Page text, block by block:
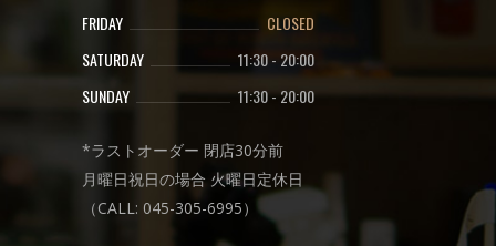
FRIDAY
CLOSED
SATURDAY
11:30- 20:00
SUNDAY
11:30-20:00
*ラストオーダー 閉店30分前
月曜日祝日の場合 火曜日定休日
（CALL: 045-305-6995）